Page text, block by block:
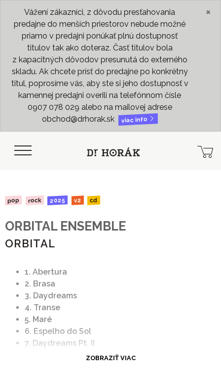
Vážení zákazníci, z dôvodu presťahovania
predajne do menších priestorov nebude možné
priamo v predajni ponúkať plnú dostupnosť
titulov tak ako doteraz. Časť titulov bola
z kapacitných dôvodov presunutá do externého
skladu. Ak chcete prísť do predajne po konkrétny
titul, poprosíme vás, aby ste si jeho dostupnosť v
kamennej predajni overili na telefónnom čísle
0907 078 029 alebo na mailovej adrese
obchod@drhorak.sk
viac info
×
pop rock 2025 v2 cd
ORBITAL ENSEMBLE
ORBITAL
1. Abertura
2. Brasa
3. Daydreams
4. Transe
5. Maré
6. Espelho do Sol
7. Daydreams Pt. II
8. Infinite Skies / Portal
ZOBRAZIŤ VIAC